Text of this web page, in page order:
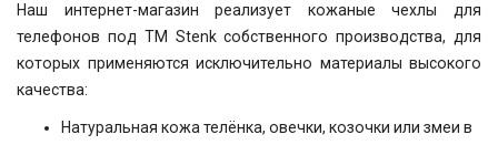
Наш интернет-магазин реализует кожаные чехлы для
телефонов под ТМ Stenk собственного производства, для
которых применяются исключительно материалы высокого
качества:
Натуральная кожа телёнка, овечки, козочки или змеи в